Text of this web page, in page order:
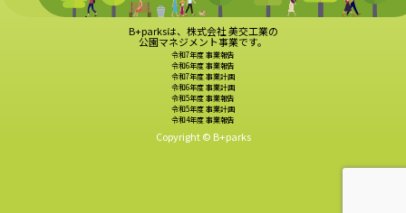
B+parksは、株式会社 美交工業の
公園マネジメント事業です。
令和7年度 事業報告
令和6年度 事業報告
令和7年度 事業計画
令和6年度 事業計画
令和5年度 事業報告
令和5年度 事業計画
令和4年度 事業報告
Copyright © B+parks